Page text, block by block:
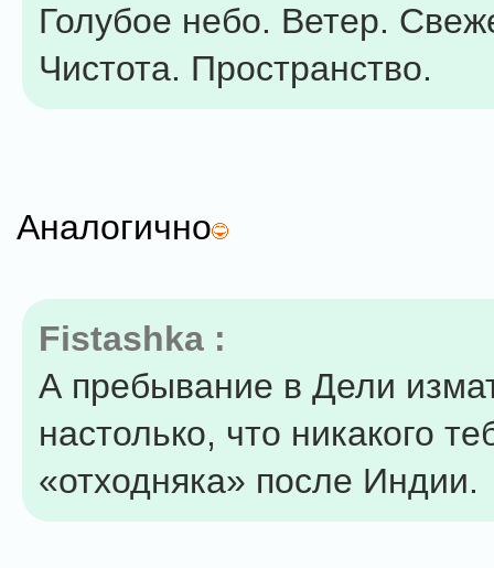
Голубое небо. Ветер.
Чистота. Пространство.
Аналогично
Fistashka :
А пребывание в Дели
настолько, что никакого
«отходняка» после Индии.